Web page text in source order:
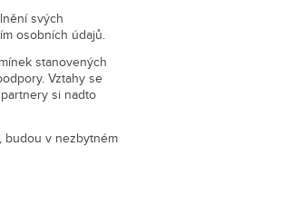
svých
osobních údajů.
stanovených
Vztahy se
si nadto
budou v nezbytném